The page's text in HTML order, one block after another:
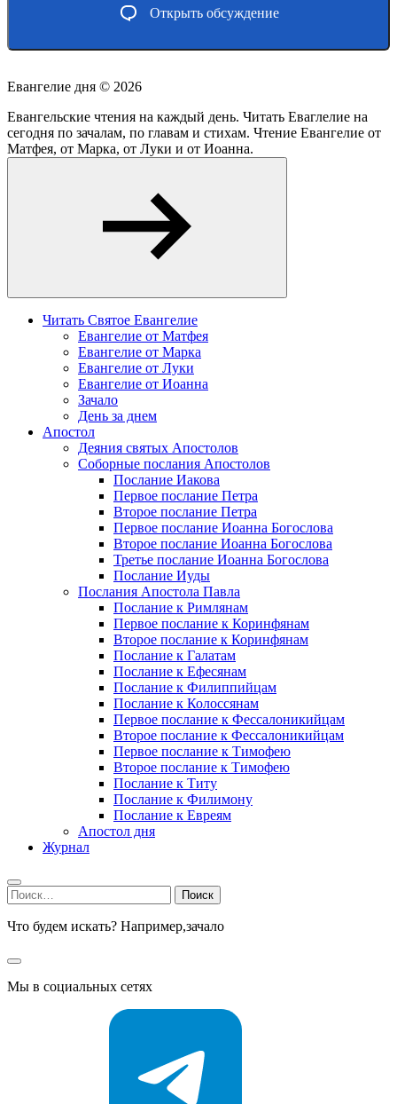
Открыть обсуждение
Евангелие дня © 2026
Евангельские чтения на каждый день. Читать Еваглелие на
сегодня по зачалам, по главам и стихам. Чтение Евангелие от
Матфея, от Марка, от Луки и от Иоанна.
Читать Святое Евангелие
Евангелие от Матфея
Евангелие от Марка
Евангелие от Луки
Евангелие от Иоанна
Зачало
День за днем
Апостол
Деяния святых Апостолов
Соборные послания Апостолов
Послание Иакова
Первое послание Петра
Второе послание Петра
Первое послание Иоанна Богослова
Второе послание Иоанна Богослова
Третье послание Иоанна Богослова
Послание Иуды
Послания Апостола Павла
Послание к Римлянам
Первое послание к Коринфянам
Второе послание к Коринфянам
Послание к Галатам
Послание к Ефесянам
Послание к Филиппийцам
Послание к Колоссянам
Первое послание к Фессалоникийцам
Второе послание к Фессалоникийцам
Первое послание к Тимофею
Второе послание к Тимофею
Послание к Титу
Послание к Филимону
Послание к Евреям
Апостол дня
Журнал
Найти:
Что будем искать? Например,зачало
Мы в социальных сетях